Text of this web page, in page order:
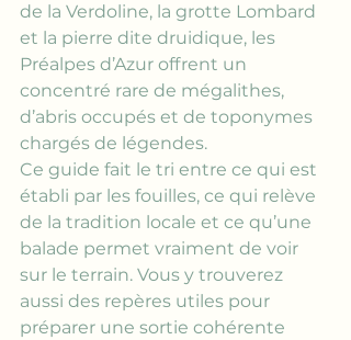
de la Verdoline, la grotte Lombard
et la pierre dite druidique, les
Préalpes d’Azur offrent un
concentré rare de mégalithes,
d’abris occupés et de toponymes
chargés de légendes.
Ce guide fait le tri entre ce qui est
établi par les fouilles, ce qui relève
de la tradition locale et ce qu’une
balade permet vraiment de voir
sur le terrain. Vous y trouverez
aussi des repères utiles pour
préparer une sortie cohérente